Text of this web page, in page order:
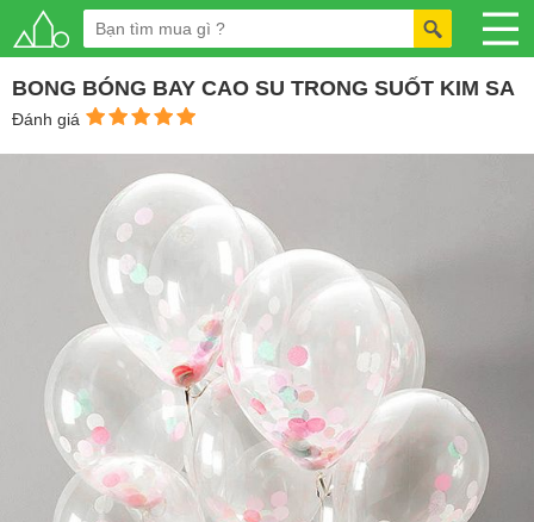
BONG BÓNG BAY CAO SU TRONG SUỐT KIM SA
Đánh giá